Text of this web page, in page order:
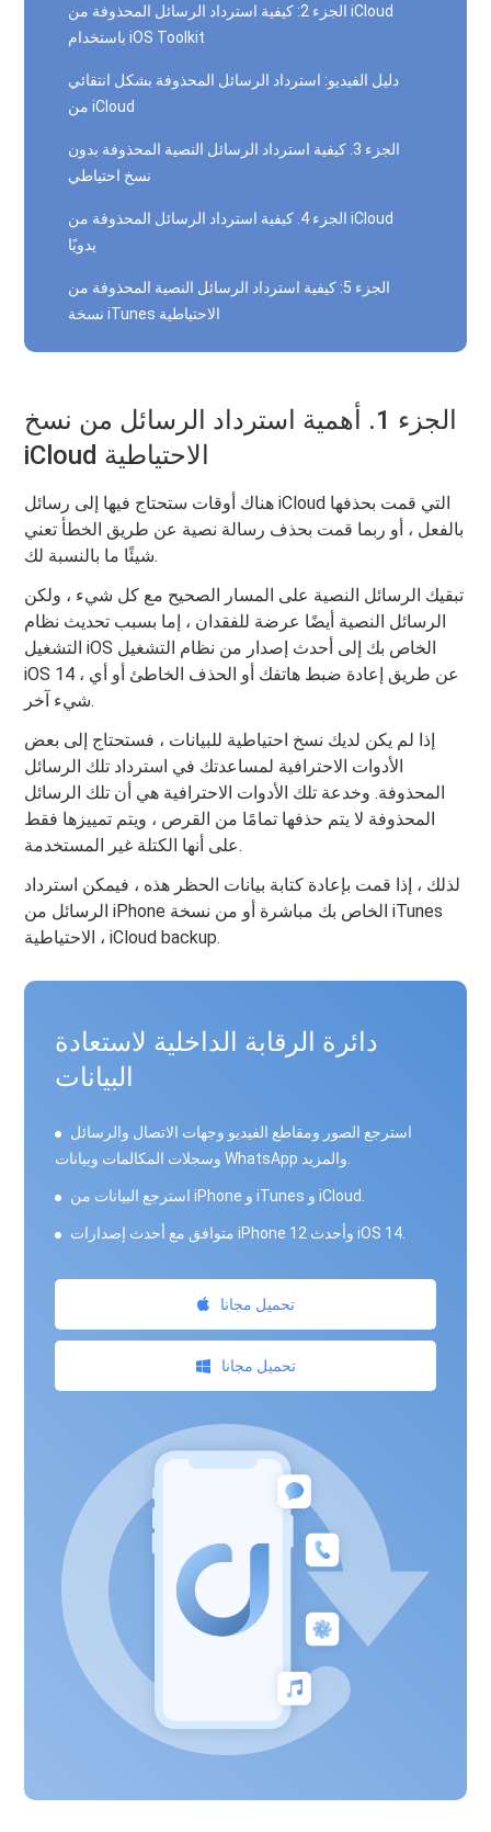
الجزء 2: كيفية استرداد الرسائل المحذوفة من iCloud
باستخدام iOS Toolkit
دليل الفيديو: استرداد الرسائل المحذوفة بشكل انتقائي
من iCloud
الجزء 3. كيفية استرداد الرسائل النصية المحذوفة بدون
نسخ احتياطي
الجزء 4. كيفية استرداد الرسائل المحذوفة من iCloud
يدويًا
الجزء 5: كيفية استرداد الرسائل النصية المحذوفة من
نسخة iTunes الاحتياطية
الجزء 1. أهمية استرداد الرسائل من نسخ
iCloud الاحتياطية
هناك أوقات ستحتاج فيها إلى رسائل iCloud التي قمت بحذفها
بالفعل ، أو ربما قمت بحذف رسالة نصية عن طريق الخطأ تعني
شيئًا ما بالنسبة لك.
تبقيك الرسائل النصية على المسار الصحيح مع كل شيء ، ولكن
الرسائل النصية أيضًا عرضة للفقدان ، إما بسبب تحديث نظام
التشغيل iOS الخاص بك إلى أحدث إصدار من نظام التشغيل
iOS 14 ، عن طريق إعادة ضبط هاتفك أو الحذف الخاطئ أو أي
شيء آخر.
إذا لم يكن لديك نسخ احتياطية للبيانات ، فستحتاج إلى بعض
الأدوات الاحترافية لمساعدتك في استرداد تلك الرسائل
المحذوفة. وخدعة تلك الأدوات الاحترافية هي أن تلك الرسائل
المحذوفة لا يتم حذفها تمامًا من القرص ، ويتم تمييزها فقط
على أنها الكتلة غير المستخدمة.
لذلك ، إذا قمت بإعادة كتابة بيانات الحظر هذه ، فيمكن استرداد
الرسائل من iPhone الخاص بك مباشرة أو من نسخة iTunes
الاحتياطية ، iCloud backup.
دائرة الرقابة الداخلية لاستعادة
البيانات
استرجع الصور ومقاطع الفيديو وجهات الاتصال والرسائل
وسجلات المكالمات وبيانات WhatsApp والمزيد.
استرجع البيانات من iPhone و iTunes و iCloud.
متوافق مع أحدث إصدارات iPhone 12 وأحدث iOS 14.
تحميل مجانا
تحميل مجانا